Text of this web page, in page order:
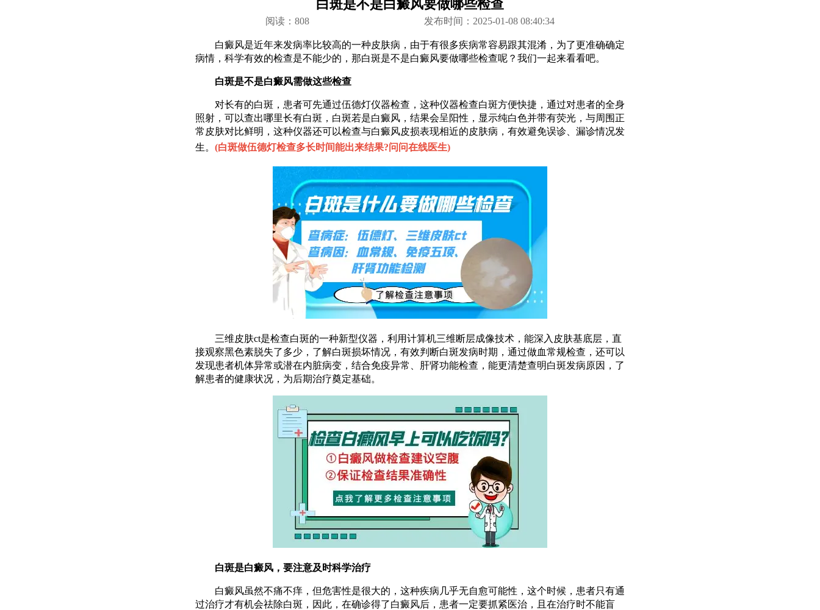
白斑是不是白癜风要做哪些检查
阅读： 808 发布时间：2025-01-08 08:40:34
白癜风是近年来发病率比较高的一种皮肤病，由于有很多疾病常容易跟其混淆，为了更准确确定
病情，科学有效的检查是不能少的，那白斑是不是白癜风要做哪些检查呢？我们一起来看看吧。
白斑是不是白癜风需做这些检查
对长有的白斑，患者可先通过伍德灯仪器检查，这种仪器检查白斑方便快捷，通过对患者的全身
照射，可以查出哪里长有白斑，白斑若是白癜风，结果会呈阳性，显示纯白色并带有荧光，与周围正
常皮肤对比鲜明，这种仪器还可以检查与白癜风皮损表现相近的皮肤病，有效避免误诊、漏诊情况发
生。 (白斑做伍德灯检查多长时间能出来结果?问问在线医生)
三维皮肤ct是检查白斑的一种新型仪器，利用计算机三维断层成像技术，能深入皮肤基底层，直
接观察黑色素脱失了多少，了解白斑损坏情况，有效判断白斑发病时期，通过做血常规检查，还可以
发现患者机体异常或潜在内脏病变，结合免疫异常、肝肾功能检查，能更清楚查明白斑发病原因，了
解患者的健康状况，为后期治疗奠定基础。
白斑是白癜风，要注意及时科学治疗
白癜风虽然不痛不痒，但危害性是很大的，这种疾病几乎无自愈可能性，这个时候，患者只有通
过治疗才有机会祛除白斑，因此，在确诊得了白癜风后，患者一定要抓紧医治，且在治疗时不能盲